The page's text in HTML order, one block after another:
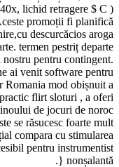
40x, lichid
. Aceste promoții fi
de pornire,cu
parte. termen pestriț
site-ul nostru pentru
bine ai venit
Master Romania mod
State practic flirt sloturi
cazinoului de jocuri
Aceste se răsucesc
esențial compara cu
accesibil pentru